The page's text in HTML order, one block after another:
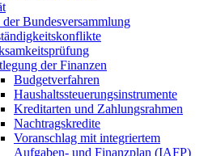
Bundesversammlung
der Finanzen
Budgetverfahren
Haushaltssteuerungsinstrumente
Kreditarten und Zahlungsrahmen
Nachtragskredite
Voranschlag mit integriertem
Aufgaben- und Finanzplan (IAFP)